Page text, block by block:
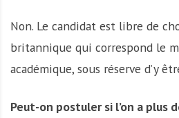
Non. Le candidat est libre de
britannique qui correspond le
académique, sous réserve d’y
Peut-on postuler si l’on a plus